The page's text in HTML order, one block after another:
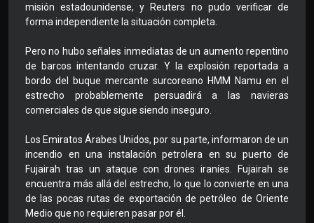
misión estadounidense, y Reuters no pudo verificar de
forma independiente la situación completa.
Pero no hubo señales inmediatas de un aumento repentino
de barcos intentando cruzar. Y la explosión reportada a
bordo del buque mercante surcoreano HMM Namu en el
estrecho probablemente persuadirá a las navieras
comerciales de que sigue siendo inseguro.
Los Emiratos Árabes Unidos, por su parte, informaron de un
incendio en una instalación petrolera en su puerto de
Fujairah tras un ataque con drones iraníes. Fujairah se
encuentra más allá del estrecho, lo que lo convierte en una
de las pocas rutas de exportación de petróleo de Oriente
Medio que no requieren pasar por él.